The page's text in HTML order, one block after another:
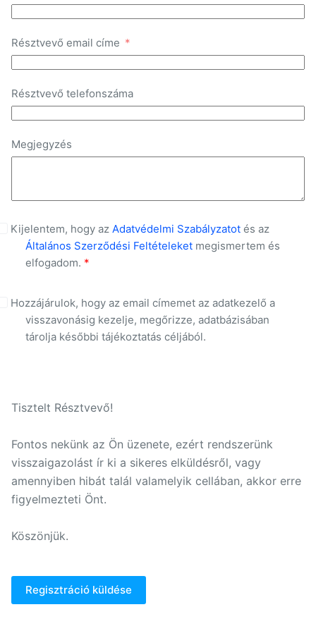
Résztvevő email címe
Résztvevő telefonszáma
Megjegyzés
Kijelentem, hogy azAdatvédelmi Szabályzatot és az
Általános Szerződési Feltételeket megismertem és
elfogadom. *
Hozzájárulok, hogy az email címemet az adatkezelő a
visszavonásig kezelje, megőrizze, adatbázisában
tárolja későbbi tájékoztatás céljából.
Tisztelt Résztvevő!
Fontos nekünk az Ön üzenete, ezért rendszerünk
visszaigazolást ír ki a sikeres elküldésről, vagy
amennyiben hibát talál valamelyik cellában, akkor erre
figyelmezteti Önt.
Köszönjük.
Regisztráció küldése